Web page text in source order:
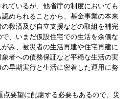
ているが、他省庁の制度においても
められることから、基金事業の本来
救済及び自立支援などの取組を補完
、いまだ仮設住宅での生活を余儀な
み、被災者の生活再建や住宅再建に
者への債務保証など平穏な生活の実
早期実行と生活に密着した運用に努
要望に配慮する必要もあるので、災